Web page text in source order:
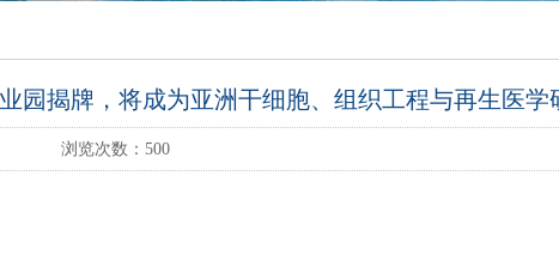
园揭牌，将成为亚洲干细胞、组织工程与再生医学
浏览次数： 500